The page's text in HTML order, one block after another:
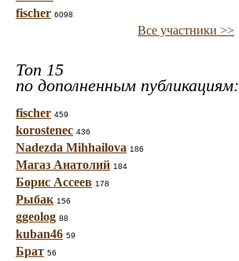
fischer 6098
Все участники >>
Топ 15
по дополненным публикациям:
fischer 459
korostenec 436
Nadezda Mihhailova 186
Магаз Анатолий 184
Борис Ассеев 178
Рыбак 156
ggeolog 88
kuban46 59
Брат 56